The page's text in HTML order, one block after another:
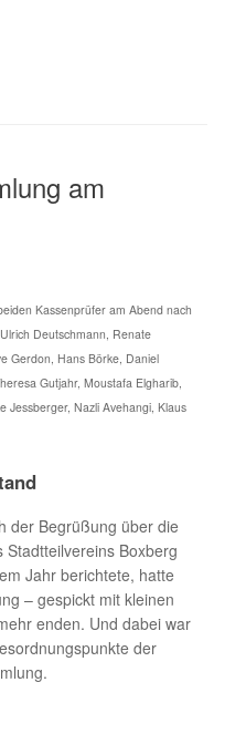
am
Kassenprüfer am Abend nach
Deutschmann, Renate
Gerdon, Hans Börke, Daniel
Gutjahr, Moustafa Elgharib,
Jessberger, Nazli Avehangi, Klaus
der Begrüßung über die
Boxberg
Jahr berichtete, hatte
– gespickt mit kleinen
enden. Und dabei war
der